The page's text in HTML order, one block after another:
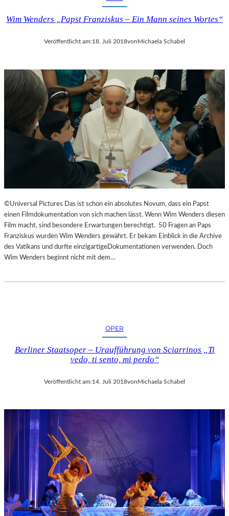
Wim Wenders „Papst Franziskus – Ein Mann seines Wortes“
Veröffentlicht am:18. Juli 2018von Michaela Schabel
©Universal Pictures Das ist schon ein absolutes Novum, dass ein Papst
einen Filmdokumentation von sich machen lässt. Wenn Wim Wenders diesen
Film macht, sind besondere Erwartungen berechtigt. 50 Fragen an Paps
Franziskus wurden Wim Wenders gewährt. Er bekam Einblick in die Archive
des Vatikans und durfte einzigartigeDokumentationen verwenden. Doch
Wim Wenders beginnt nicht mit dem…
OPER
Berliner Staatsoper – Uraufführung von Sciarrinos „Ti
vedo, ti sento, mi perdo“
Veröffentlicht am:14. Juli 2018vonMichaela Schabel